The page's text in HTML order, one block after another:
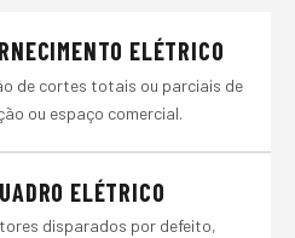
ELÉTRICO
de cortes totais ou parciais de
ou espaço comercial.
ELÉTRICO
disparados por defeito,